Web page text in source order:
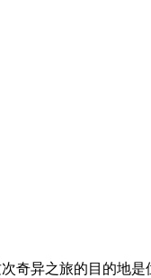
奇异之旅的目的地